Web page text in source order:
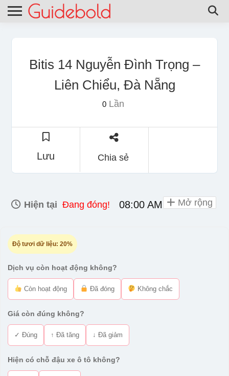
Bitis 14 Nguyễn Đình Trọng –
Liên Chiểu, Đà Nẵng
0Lần
Lưu Chia sẻ
Hiện tại Đang đóng! 08:00 AM - 10:00 PM
Độ tươi dữ liệu: 20%
Dịch vụ còn hoạt động không?
Còn hoạt động Đã đóng Không chắc
Giá còn đúng không?
✓ Đúng ↑ Đã tăng ↓ Đã giảm
Hiện có chỗ đậu xe ô tô không?
Mở rộng